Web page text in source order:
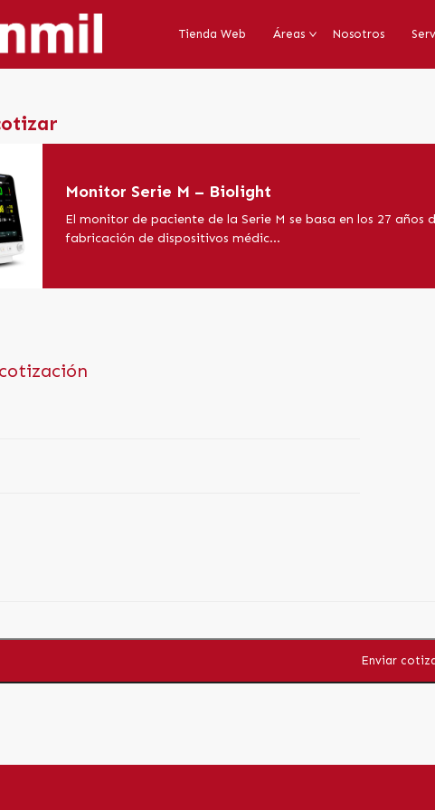
Tienda Web Áreas Nosotros
Monitor Serie M – Biolight
El monitor de paciente de la Serie M se basa en los 27
fabricación de dispositivos médic...
Enviar